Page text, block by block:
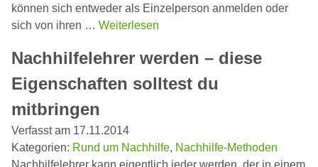
können sich entweder als Einzelperson anmelden oder
sich von ihren … Weiterlesen
Nachhilfelehrer werden – diese
Eigenschaften solltest du
mitbringen
Verfasst am 17.11.2014
Kategorien: Rund um Nachhilfe, Nachhilfe-Methoden
Nachhilfelehrer kann eigentlich jeder werden, der in einem